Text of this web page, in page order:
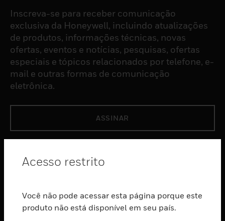
Inscreva-se para receber comunicação
exclusiva da Honeywell, incluindo atualizações
de produtos, informações técnicas, novas
ofertas, eventos e notícias, pesquisas, ofertas
especiais e tópicos relacionados por telefone, e-
mail e outras formas de comunicação
eletrônica.
ASSINAR
toggle view
toggle view
SERVIÇOS
Acesso restrito
Você não pode acessar esta página porque este
produto não está disponível em seu país.